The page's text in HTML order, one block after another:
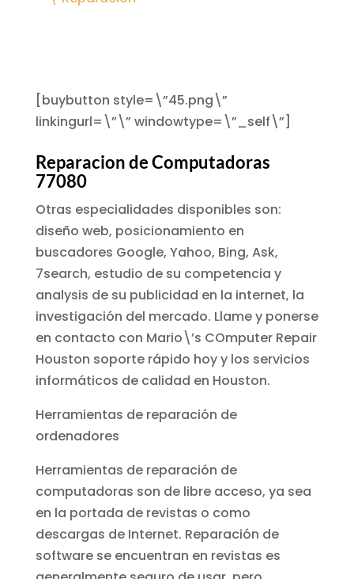
[buybutton style=\”45.png\”
linkingurl=\”\” windowtype=\”_self\”]
Reparacion de Computadoras
77080
Otras especialidades disponibles son:
diseño web, posicionamiento en
buscadores Google, Yahoo, Bing, Ask,
7search, estudio de su competencia y
analysis de su publicidad en la internet, la
investigación del mercado. Llame y ponerse
en contacto con Mario\’s COmputer Repair
Houston soporte rápido hoy y los servicios
informáticos de calidad en Houston.
Herramientas de reparación de
ordenadores
Herramientas de reparación de
computadoras son de libre acceso, ya sea
en la portada de revistas o como
descargas de Internet. Reparación de
software se encuentran en revistas es